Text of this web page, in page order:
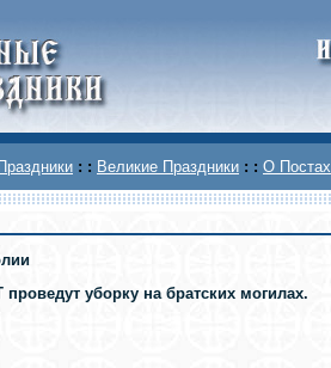
: : Великие Праздники : : О Постах
уборку на братских могилах.